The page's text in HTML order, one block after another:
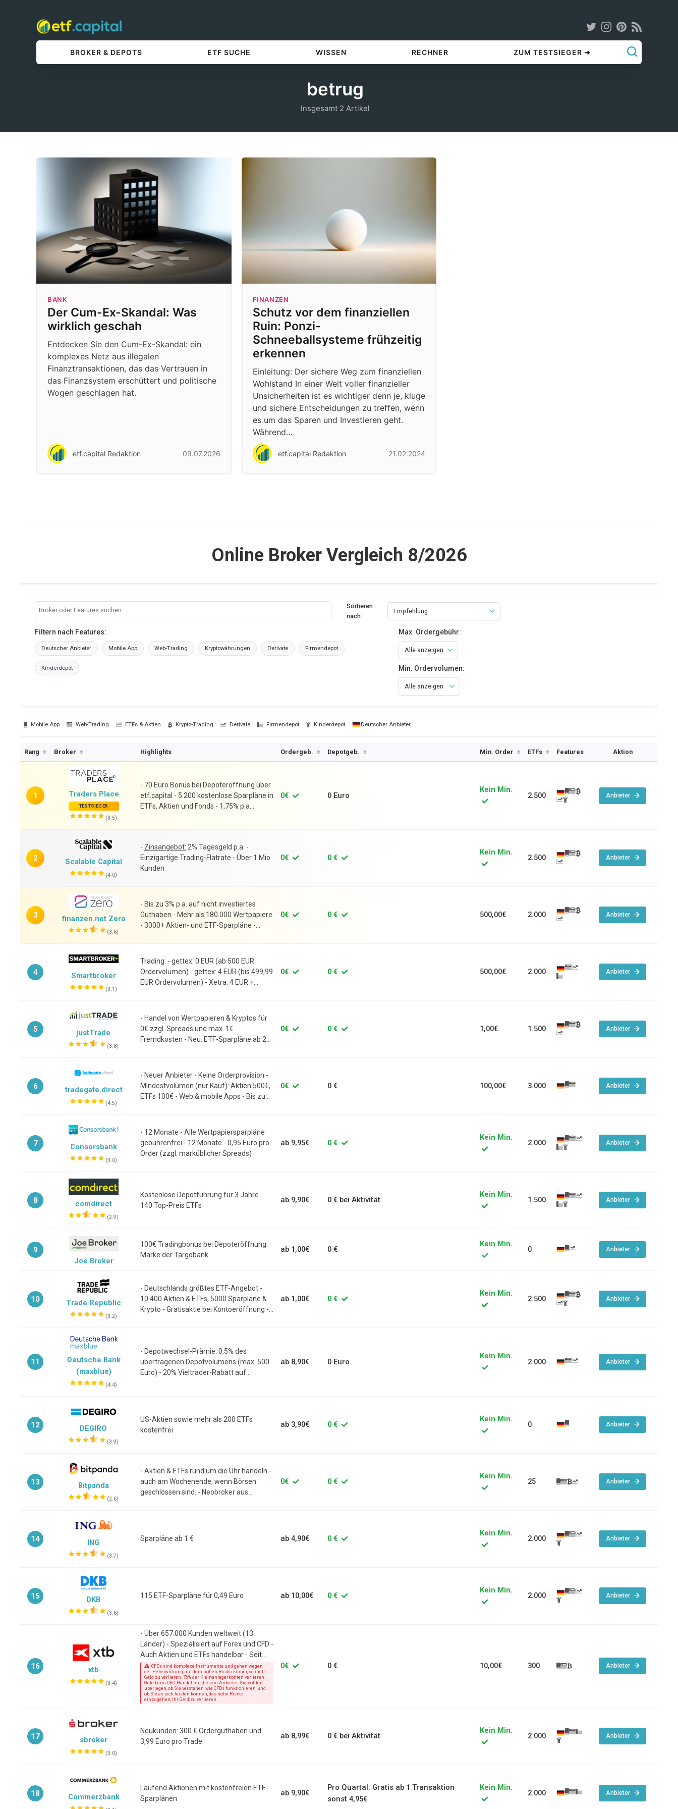
BROKER & DEPOTS ETF SUCHE WISSEN RECHNER ZUM TESTSIEGER ➜
betrug
Insgesamt 2 Artikel
BANK
Der Cum-Ex-Skandal: Was
wirklich geschah
Entdecken Sie den Cum-Ex-Skandal: ein
komplexes Netz aus illegalen
Finanztransaktionen, das das Vertrauen in
das Finanzsystem erschüttert und politische
Wogen geschlagen hat.
etf.capital Redaktion 09.07.2026
FINANZEN
Schutz vor dem finanziellen
Ruin: Ponzi-
Schneeballsysteme frühzeitig
erkennen
Einleitung: Der sichere Weg zum finanziellen
Wohlstand In einer Welt voller finanzieller
Unsicherheiten ist es wichtiger denn je, kluge
und sichere Entscheidungen zu treffen, wenn
es um das Sparen und Investieren geht.
Während…
etf.capital Redaktion 21.02.2024